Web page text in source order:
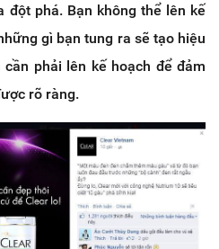
đột phá. Bạn không thể lên kế
gì bạn tung ra sẽ tạo hiệu
phải lên kế hoạch để đảm
rõ ràng.